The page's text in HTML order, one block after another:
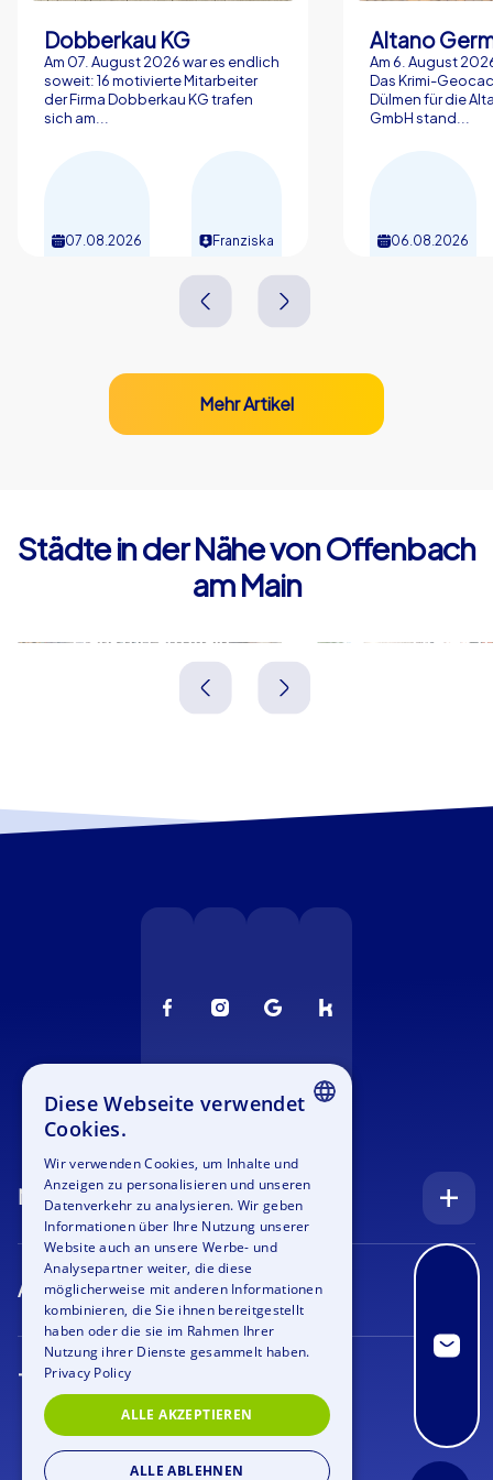
Betriebsklima. Wenn Sie ein Incentive in Offenbach am
Main planen, bietet die Stadt genug Raum für
maßgeschneiderte Tagesabläufe, abwechslungsreiche
Stationen und gemeinsame Erlebnisse, die noch lange
Dobberkau KG
Am 07. August 2026 war es endlich
soweit: 16 motivierte Mitarbeiter
der Firma Dobberkau KG trafen
sich am...
07.08.2026 Franziska
Altano
Am 6. August
Das Krimi-
Dülmen für die
GmbH stand...
06.08.2026
Mehr Artikel
Städte in der Nähe von Offenbach
am Main
Frankfurt am Main
Deutschland
Dreieich
Navigation
Startseite
Anfrage
Blog
Stellenangebote
Bildergalerie
Über uns
Anlässe
Firmenfeier
Teamtraining
Rahmenprogramm
Outdoor Event
Teamevents
Geocaching
Krimi Geocaching
GERMAN
SPANISH
ITALIAN
DUTCH
Diese Webseite verwendet
Cookies.
Wir verwenden Cookies, um Inhalte und
Anzeigen zu personalisieren und unseren
Datenverkehr zu analysieren. Wir geben
Informationen über Ihre Nutzung unserer
Website auch an unsere Werbe- und
Analysepartner weiter, die diese
möglicherweise mit anderen Informationen
kombinieren, die Sie ihnen bereitgestellt
haben oder die sie im Rahmen Ihrer
Nutzung ihrer Dienste gesammelt haben.
Privacy Policy
ALLE AKZEPTIEREN
ALLE ABLEHNEN